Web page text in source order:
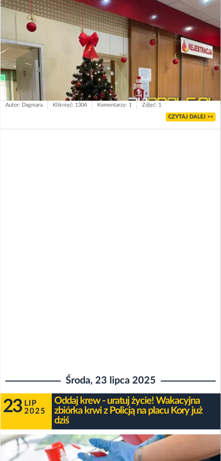
Autor: Dagmara Kliknięć: 1304 Komentarzy: 1 Zdjęć: 1
CZYTAJ DALEJ >>
Środa, 23 lipca 2025
23 LIP
2025
Oddaj krew - uratuj życie! Wakacyjna
zbiórka krwi z Policją na placu Kory już
dziś